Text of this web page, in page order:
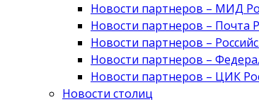
Новости партнеров – МИД
Новости партнеров – Почта
Новости партнеров –
Новости партнеров –
Новости партнеров – ЦИК
Новости столиц